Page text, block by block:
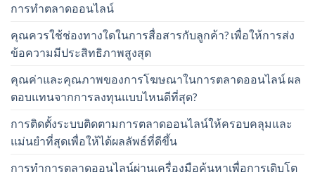
การทำตลาดออนไลน์
คุณควรใช้ช่องทางใดในการสื่อสารกับลูกค้า? เพื่อให้การส่ง
ข้อความมีประสิทธิภาพสูงสุด
คุณค่าและคุณภาพของการโฆษณาในการตลาดออนไลน์ ผล
ตอบแทนจากการลงทุนแบบไหนดีที่สุด?
การติดตั้งระบบติดตามการตลาดออนไลน์ให้ครอบคลุมและ
แม่นยำที่สุดเพื่อให้ได้ผลลัพธ์ที่ดีขึ้น
การทำการตลาดออนไลน์ผ่านเครื่องมือค้นหาเพื่อการเติบโต